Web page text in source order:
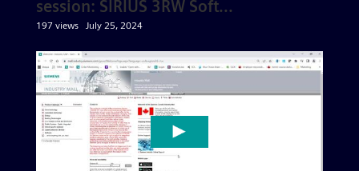
session: SIRIUS 3RW Soft...
197 views July 25, 2024